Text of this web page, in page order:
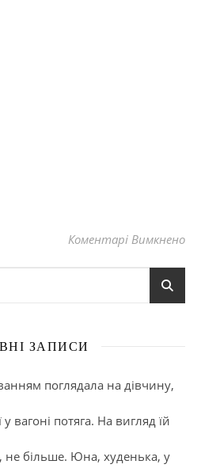
Коментарі Вимкненодо
ЗАПИСИ
поглядала на дівчину,
вагоні потяга. На вигляд їй
не більше. Юна, худенька, у